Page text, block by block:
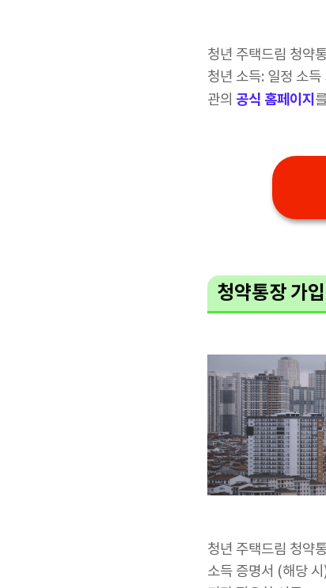
청년 주택드림 청약
청년 소득: 일정 소
관의 공식 홈페이지
청약통장 가
청년 주택드림 청약
소득 증명서 (해당